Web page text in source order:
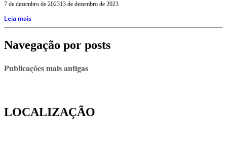
7 de dezembro de 202313 de dezembro de 2023
Leia mais
Navegação por posts
Publicações mais antigas
LOCALIZAÇÃO